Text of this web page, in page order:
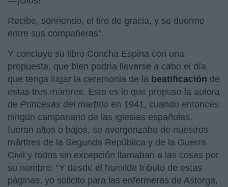
Recibe, sonriendo, el tiro de gracia, y se duerme
entre sus compañeras”.
Y concluye su libro Concha Espina con una
propuesta, que bien podría llevarse a cabo el día
que tenga lugar la ceremonia de la beatificación de
estas tres mártires. Esto es lo que propuso la autora
de Princesas del martirio en 1941, cuando entonces
ningún campanario de las iglesias españolas,
fueran altos o bajos, se avergonzaba de nuestros
mártires de la Segunda República y de la Guerra
Civil y todos sin excepción llamaban a las cosas por
su nombre: “Y desde el humilde tributo de estas
páginas, yo solicito para las enfermeras de Astorga,